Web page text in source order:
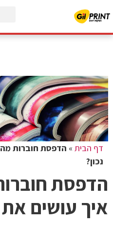
דף הבית » הדפסת חוברות
נכון?
הדפסת
איך עושים את